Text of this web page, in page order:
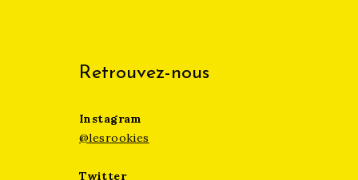
Retrouvez-nous
Instagram
@lesrookies
Twitter